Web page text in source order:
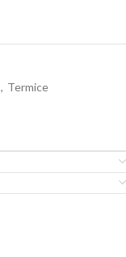
, Termice